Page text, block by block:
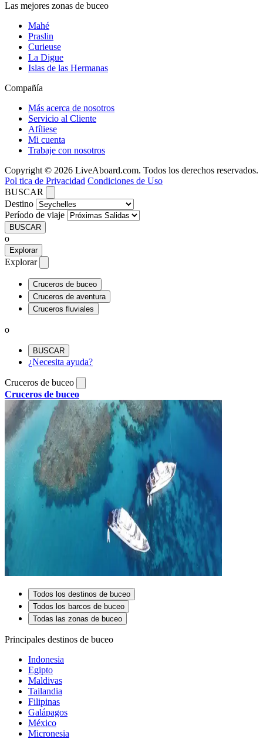
Las mejores zonas de buceo
Mahé
Praslin
Curieuse
La Digue
Islas de las Hermanas
Compañía
Más acerca de nosotros
Servicio al Cliente
Afíliese
Mi cuenta
Trabaje con nosotros
Copyright © 2026 LiveAboard.com. Todos los derechos reservados.
Pol tica de Privacidad Condiciones de Uso
BUSCAR
Destino
Período de viaje
BUSCAR
o
Explorar
Explorar
Cruceros de buceo
Cruceros de aventura
Cruceros fluviales
o
BUSCAR
¿Necesita ayuda?
Cruceros de buceo
Cruceros de buceo
Todos los destinos de buceo
Todos los barcos de buceo
Todas las zonas de buceo
Principales destinos de buceo
Indonesia
Egipto
Maldivas
Tailandia
Filipinas
Galápagos
México
Micronesia